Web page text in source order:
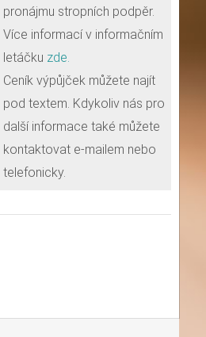
pronájmu stropních podpěr.
Více informací v informačním
letáčku zde.
Ceník výpůjček můžete najít
pod textem. Kdykoliv nás pro
další informace také můžete
kontaktovat e-mailem nebo
telefonicky.